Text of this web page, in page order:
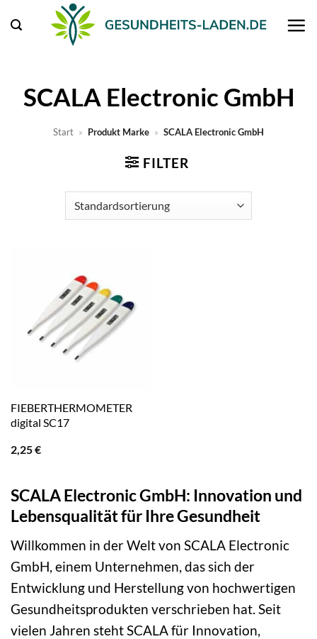
Inhalt
SCALA Electronic GmbH
Start » Produkt Marke » SCALA Electronic GmbH
FILTER
FIEBERTHERMOMETER
digital SC17
2,25€
SCALA Electronic GmbH: Innovation und
Lebensqualität für Ihre Gesundheit
Willkommen in der Welt von SCALA Electronic
GmbH, einem Unternehmen, das sich der
Entwicklung und Herstellung von hochwertigen
Gesundheitsprodukten verschrieben hat. Seit
vielen Jahren steht SCALA für Innovation,